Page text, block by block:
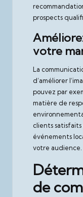
prospects
votre
La
d’améliorer
pouvez par
matière de
clients
événements
votre audience.
de